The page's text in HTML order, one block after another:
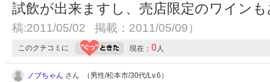
試飲が出来ますし、売店限定のワイン
稿:2011/05/02 掲載：2011/05/09）
このクチコミに 現在： 0人
ノブちゃん さん （男性/松本市/30代/Lv.6）